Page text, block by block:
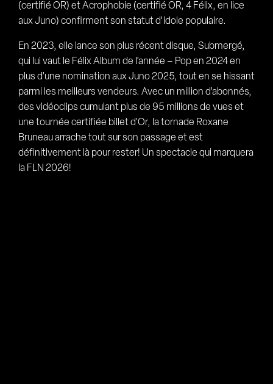
(certifié OR) et Acrophobie (certifié OR, 4 Félix, en lice
aux Juno) confirment son statut d’idole populaire.
En 2023, elle lance son plus récent disque, Submergé,
qui lui vaut le Félix Album de l’année – Pop en 2024 en
plus d’une nomination aux Juno 2025, tout en se hissant
parmi les meilleurs vendeurs. Avec un million d’abonnés,
des vidéoclips cumulant plus de 95 millions de vues et
une tournée certifiée billet d’Or, la tornade Roxane
Bruneau arrache tout sur son passage et est
définitivement là pour rester! Un spectacle qui marquera
la FLN 2026!